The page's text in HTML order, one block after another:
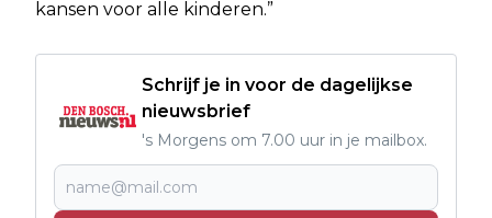
kansen voor alle kinderen.”
Schrijf je in voor de dagelijkse
nieuwsbrief
's Morgens om 7.00 uur in je mailbox.